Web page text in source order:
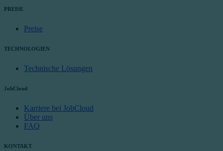
PREISE
Preise
TECHNOLOGIEN
Technische Lösungen
JobCloud
Karriere bei JobCloud
Über uns
FAQ
KONTAKT